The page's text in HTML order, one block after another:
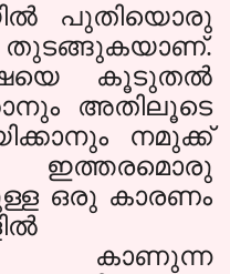
പുതിയൊരു
കൂടുതല്‍
അതിലൂടെ
നമുക്ക്
ഇത്തരമൊരു
ഒരു കാരണം
കാണുന്ന